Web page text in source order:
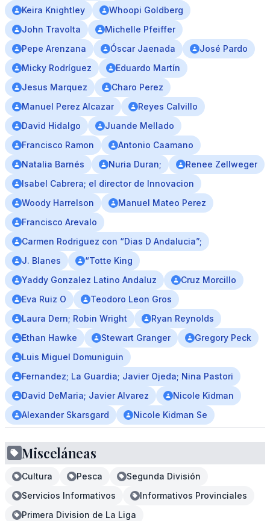
Keira Knightley
Whoopi Goldberg
John Travolta
Michelle Pfeiffer
Pepe Arenzana
Óscar Jaenada
José Pardo
Micky Rodríguez
Eduardo Martín
Jesus Marquez
Charo Perez
Manuel Perez Alcazar
Reyes Calvillo
David Hidalgo
Juande Mellado
Francisco Ramon
Antonio Caamano
Natalia Barnés
Nuria Duran;
Renee Zellweger
Isabel Cabrera; el director de Innovacion
Woody Harrelson
Manuel Mateo Perez
Francisco Arevalo
Carmen Rodriguez con “Dias D Andalucia”;
J. Blanes
“Totte King
Yaddy Gonzalez Latino Andaluz
Cruz Morcillo
Eva Ruiz O
Teodoro Leon Gros
Laura Dern; Robin Wright
Ryan Reynolds
Ethan Hawke
Stewart Granger
Gregory Peck
Luis Miguel Domuniguin
Fernandez; La Guardia; Javier Ojeda; Nina Pastori
David DeMaria; Javier Alvarez
Nicole Kidman
Alexander Skarsgard
Nicole Kidman Se
Misceláneas
Cultura Pesca
Segunda División
Servicios Informativos
Informativos Provinciales
Primera Division de La Liga